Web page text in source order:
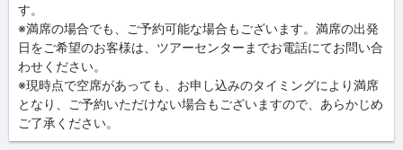
す。
※満席の場合でも、ご予約可能な場合もございます。満席の出発
日をご希望のお客様は、ツアーセンターまでお電話にてお問い合
わせください。
※現時点で空席があっても、お申し込みのタイミングにより満席
となり、ご予約いただけない場合もございますので、あらかじめ
ご了承ください。